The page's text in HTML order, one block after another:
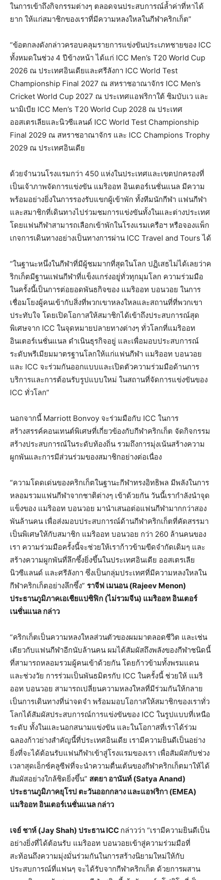
ในการเข้าถึงกิจกรรมต่างๆ ตลอดจนประสบการณ์ล้ำค่าที่หาได้
ยาก ให้แก่สมาชิกของเราที่มีความหลงใหลในกีฬาคริกเก็ต”
“ข้อตกลงดังกล่าวครอบคลุมรายการแข่งขันประเภทชายของ ICC
ทั้งหมดในช่วง 4 ปีข้างหน้า ได้แก่ ICC Men’s T20 World Cup
2026 ณ ประเทศอินเดียและศรีลังกา ICC World Test
Championship Final 2027 ณ สหราชอาณาจักร ICC Men’s
Cricket World Cup 2027 ณ ประเทศแอฟริกาใต้ ซิมบับเว และ
นามิเบีย ICC Men’s T20 World Cup 2028 ณ ประเทศ
ออสเตรเลียและนิวซีแลนด์ ICC World Test Championship
Final 2029 ณ สหราชอาณาจักร และ ICC Champions Trophy
2029 ณ ประเทศอินเดีย
ด้วยจำนวนโรงแรมกว่า 450 แห่งในประเทศและเขตปกครองที่
เป็นเจ้าภาพจัดการแข่งขัน แมริออท อินเตอร์เนชั่นแนล มีความ
พร้อมอย่างยิ่งในการรองรับแขกผู้เข้าพัก ทั้งทีมนักกีฬา แฟนกีฬา
และสมาชิกที่เดินทางไปร่วมชมการแข่งขันทั้งในและต่างประเทศ
โดยแฟนกีฬาสามารถเลือกเข้าพักในโรงแรมเครือฯ หรือจองแพ็ก
เกจการเดินทางอย่างเป็นทางการผ่าน ICC Travel and Tours ได้
“ในฐานะหนึ่งในกีฬาที่มีผู้ชมมากที่สุดในโลก ปฏิเสธไม่ได้เลยว่าค
ริกเก็ตมีฐานแฟนกีฬาที่แข็งแกร่งอยู่ทั่วทุกมุมโลก ความร่วมมือ
ในครั้งนี้เป็นการต่อยอดพันธกิจของ แมริออท บอนวอย ในการ
เชื่อมโยงผู้คนเข้ากับสิ่งที่พวกเขาหลงใหลและสถานที่ที่พวกเขา
ประทับใจ โดยเปิดโอกาสให้สมาชิกได้เข้าถึงประสบการณ์สุด
พิเศษจาก ICC ในจุดหมายปลายทางต่างๆ ทั่วโลกที่แมริออท
อินเตอร์เนชั่นแนล ดำเนินธุรกิจอยู่ และเพื่อมอบประสบการณ์
ระดับพรีเมียมมาตรฐานโลกให้แก่แฟนกีฬา แมริออท บอนวอย
และ ICC จะร่วมกันออกแบบและเปิดตัวความร่วมมือด้านการ
บริการและการต้อนรับรูปแบบใหม่ ในสถานที่จัดการแข่งขันของ
ICC ทั่วโลก”
นอกจากนี้ Marriott Bonvoy จะร่วมมือกับ ICC ในการ
สร้างสรรค์คอนเทนต์พิเศษที่เกี่ยวข้องกับกีฬาคริกเก็ต จัดกิจกรรม
สร้างประสบการณ์ในระดับท้องถิ่น รวมถึงการมุ่งเน้นสร้างความ
ผูกพันและการมีส่วนร่วมของสมาชิกอย่างต่อเนื่อง
“ความโดดเด่นของคริกเก็ตในฐานะกีฬาทรงอิทธิพล มีพลังในการ
หลอมรวมแฟนกีฬาจากชาติต่างๆ เข้าด้วยกัน วันนี้เรากำลังนำจุด
แข็งของ แมริออท บอนวอย มานำเสนอต่อแฟนกีฬามากกว่าสอง
พันล้านคน เพื่อส่งมอบประสบการณ์ด้านกีฬาคริกเก็ตที่คัดสรรมา
เป็นพิเศษให้กับสมาชิก แมริออท บอนวอย กว่า 260 ล้านคนของ
เรา ความร่วมมือครั้งนี้จะช่วยให้เราก้าวข้ามขีดจำกัดเดิมๆ และ
สร้างความผูกพันที่ลึกซึ้งยิ่งขึ้นในประเทศอินเดีย ออสเตรเลีย
นิวซีแลนด์ และศรีลังกา ซึ่งเป็นกลุ่มประเทศที่มีความหลงใหลใน
กีฬาคริกเก็ตอย่างลึกซึ้ง” ราจีฟ เมนอน (Rajeev Menon)
ประธานภูมิภาคเอเชียแปซิฟิก (ไม่รวมจีน) แมริออท อินเตอร์
เนชั่นแนล กล่าว
“คริกเก็ตเป็นความหลงใหลส่วนตัวของผมมาตลอดชีวิต และเช่น
เดียวกับแฟนกีฬาอีกนับล้านคน ผมได้สัมผัสถึงพลังของกีฬาชนิดนี้
ที่สามารถหลอมรวมผู้คนเข้าด้วยกัน โดยก้าวข้ามทั้งพรมแดน
และช่วงวัย การร่วมเป็นพันธมิตรกับ ICC ในครั้งนี้ ช่วยให้ แมริ
ออท บอนวอย สามารถเปลี่ยนความหลงใหลที่มีร่วมกันให้กลาย
เป็นการเดินทางที่น่าจดจำ พร้อมมอบโอกาสให้สมาชิกของเราทั่ว
โลกได้สัมผัสประสบการณ์การแข่งขันของ ICC ในรูปแบบที่เหนือ
ระดับ ทั้งในและนอกสนามแข่งขัน และในโอกาสที่เราได้ร่วม
ฉลองก้าวย่างสำคัญนี้ที่ประเทศอินเดีย เรามีความยินดีเป็นอย่าง
ยิ่งที่จะได้ต้อนรับแฟนกีฬาเข้าสู่โรงแรมของเรา เพื่อสัมผัสกับช่วง
เวลาสุดเอ็กซ์คลูซีฟที่จะนำความตื่นเต้นของกีฬาคริกเก็ตมาให้ได้
สัมผัสอย่างใกล้ชิดยิ่งขึ้น” สตยา อานันท์ (Satya Anand)
ประธานภูมิภาคยุโรป ตะวันออกกลาง และแอฟริกา (EMEA)
แมริออท อินเตอร์เนชั่นแนล กล่าว
เจย์ ชาห์ (Jay Shah) ประธาน ICC กล่าวว่า “เรามีความยินดีเป็น
อย่างยิ่งที่ได้ต้อนรับ แมริออท บอนวอยเข้าสู่ความร่วมมือที่
สะท้อนถึงความมุ่งมั่นร่วมกันในการสร้างนิยามใหม่ให้กับ
ประสบการณ์ที่แฟนๆ จะได้รับจากกีฬาคริกเก็ต ด้วยการผสาน